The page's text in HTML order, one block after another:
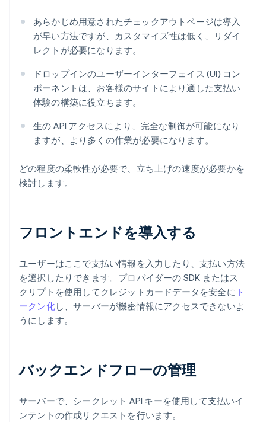
あらかじめ用意されたチェックアウトページは導入
が早い方法ですが、カスタマイズ性は低く、リダイ
レクトが必要になります。
ドロップインのユーザーインターフェイス (UI) コン
ポーネントは、お客様のサイトにより適した支払い
体験の構築に役立ちます。
生の API アクセスにより、完全な制御が可能になり
ますが、より多くの作業が必要になります。
どの程度の柔軟性が必要で、立ち上げの速度が必要かを
検討します。
フロントエンドを導入する
ユーザーはここで支払い情報を入力したり、支払い方法
を選択したりできます。プロバイダーの SDK またはス
クリプトを使用してクレジットカードデータを安全に ト
ークン化し、サーバーが機密情報にアクセスできないよ
うにします。
バックエンドフローの管理
サーバーで、シークレット API キーを使用して支払いイ
ンテントの作成リクエストを行います。